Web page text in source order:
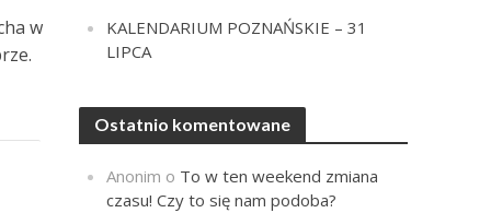
w
KALENDARIUM POZNAŃSKIE – 31
LIPCA
Ostatnio komentowane
Anonim o To w ten weekend zmiana
czasu! Czy to się nam podoba?